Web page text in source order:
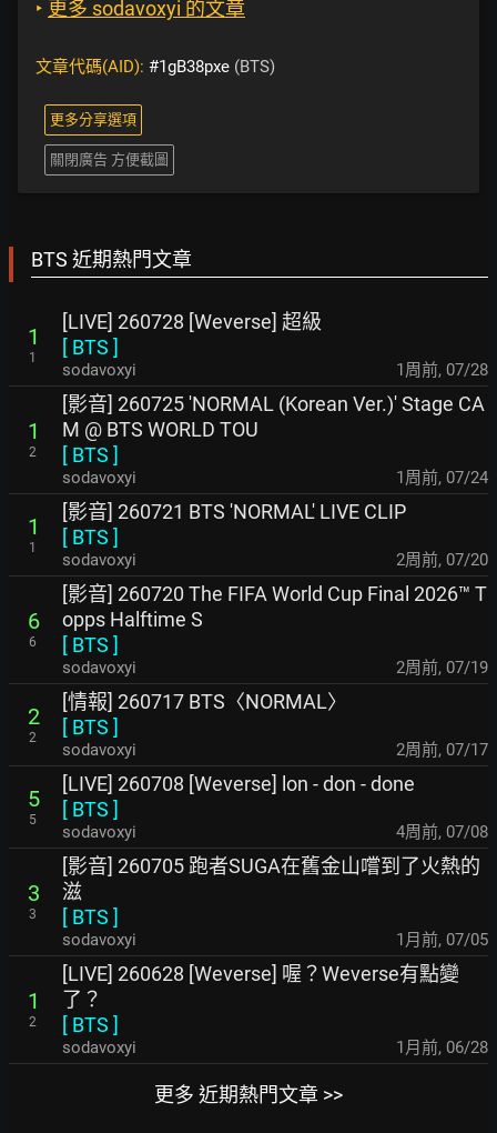
‣ 更多 sodavoxyi 的文章
文章代碼(AID): #1gB38pxe (BTS)
更多分享選項
關閉廣告 方便截圖
BTS 近期熱門文章
1
1
[LIVE] 260728 [Weverse] 超級
[ BTS ]
sodavoxyi 1周前, 07/28
1
2
[影音] 260725 'NORMAL (Korean Ver.)' Stage CA
M @ BTS WORLD TOU
[ BTS ]
sodavoxyi 1周前, 07/24
1
1
[影音] 260721 BTS 'NORMAL' LIVE CLIP
[ BTS ]
sodavoxyi 2周前, 07/20
6
6
[影音] 260720 The FIFA World Cup Final 2026™ T
opps Halftime S
[ BTS ]
sodavoxyi 2周前, 07/19
2
2
[情報] 260717 BTS〈NORMAL〉
[ BTS ]
sodavoxyi 2周前, 07/17
5
5
[LIVE] 260708 [Weverse] lon - don - done
[ BTS ]
sodavoxyi 4周前, 07/08
3
3
[影音] 260705 跑者SUGA在舊金山嚐到了火熱的
滋
[ BTS ]
sodavoxyi 1月前, 07/05
1
2
[LIVE] 260628 [Weverse] 喔？Weverse有點變
了？
[ BTS ]
sodavoxyi 1月前, 06/28
更多 近期熱門文章 >>